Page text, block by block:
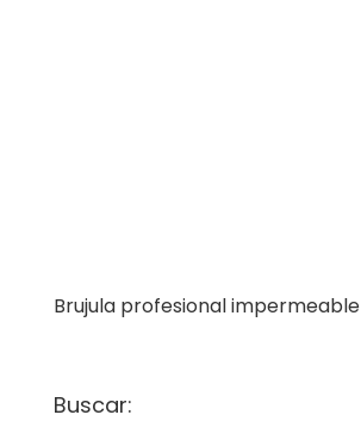
Brujula profesional impermeable
Buscar: